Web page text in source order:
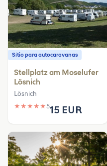
Sítio para autocaravanas
Stellplatz am Moselufer
Lösnich
Lösnich
★ ★ ★ ★ ★515 EUR